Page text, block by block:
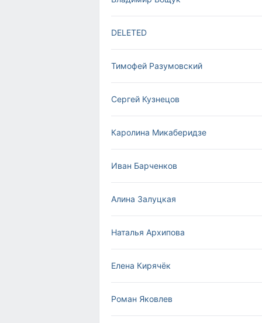
DELETED
Тимофей Разумовский
Сергей Кузнецов
Каролина Микаберидзе
Иван Барченков
Алина Залуцкая
Наталья Архипова
Елена Кирячёк
Роман Яковлев